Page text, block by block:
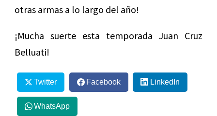
otras armas a lo largo del año!
¡Mucha suerte esta temporada Juan Cruz
Belluati!
Twitter Facebook LinkedIn
WhatsApp